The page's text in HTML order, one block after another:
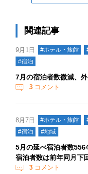
関連記事
9月1日 #ホテル・旅館
#宿泊
7月の宿泊者数微減、
3 コメント
8月7日 #ホテル・旅館
#宿泊
#地域
5月の延べ宿泊者数
宿泊者数は前年同月下
3 コメント